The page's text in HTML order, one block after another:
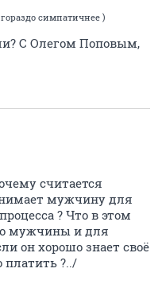
симпатичнее )
С Олегом Поповым,
считается
мужчину для
? Что в этом
мужчины и для
он хорошо знает своё
?../